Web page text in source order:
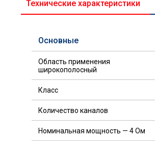
Технические характеристики
Основные
Область применения
широкополосный
Класс
Количество каналов
Номинальная мощность — 4 Oм